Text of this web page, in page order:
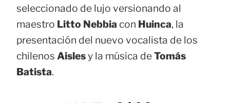
seleccionado de lujo versionando al
maestro Litto Nebbia con Huinca, la
presentación del nuevo vocalista de los
chilenos Aislesy la música deTomás
Batista.